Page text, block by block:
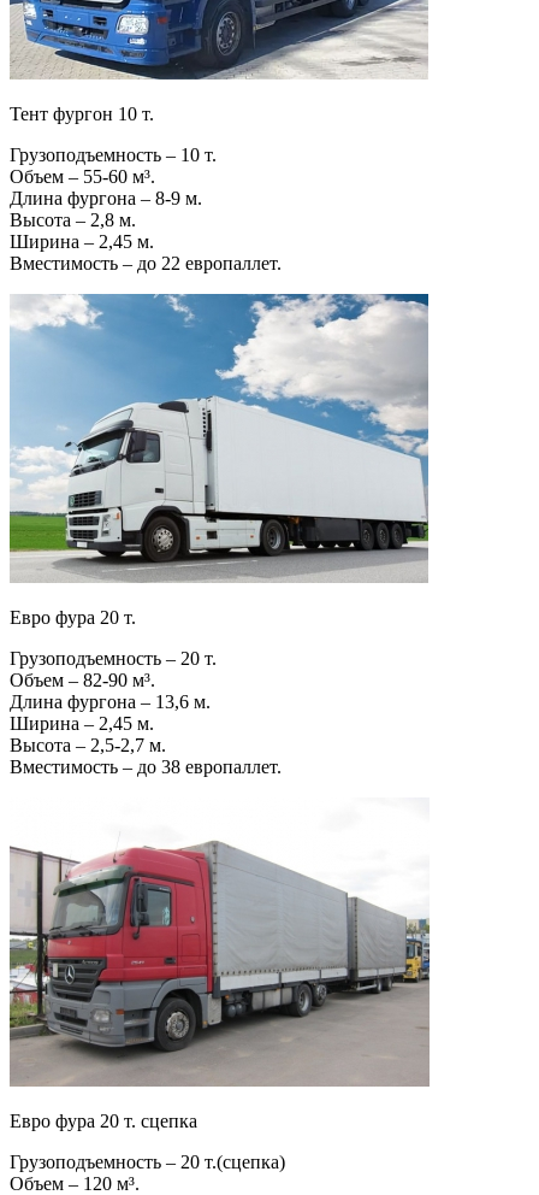
Тент фургон 10 т.
Грузоподъемность – 10 т.
Объем – 55-60 м³.
Длина фургона – 8-9 м.
Высота – 2,8 м.
Ширина – 2,45 м.
Вместимость – до 22 европаллет.
Евро фура 20 т.
Грузоподъемность – 20 т.
Объем – 82-90 м³.
Длина фургона – 13,6 м.
Ширина – 2,45 м.
Высота – 2,5-2,7 м.
Вместимость – до 38 европаллет.
Евро фура 20 т. сцепка
Грузоподъемность – 20 т.(сцепка)
Объем – 120 м³.